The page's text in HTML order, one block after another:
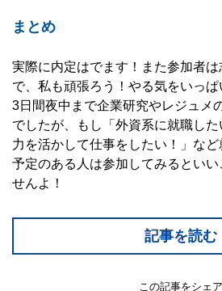
まとめ
実際に内定はでます！また参加者
で、私も頑張ろう！やる気をいっぱ
3日間夜中まで企業研究やレジュメ
でしたが、もし「外資系に就職し
力を活かして仕事をしたい！」な
予定のある人は参加してみるといい
せんよ！
記事を読む
この記事をシェア